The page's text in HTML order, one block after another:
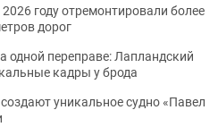
году отремонтировали более
дорог
одной переправе: Лапландский
кадры у брода
уникальное судно «Павел